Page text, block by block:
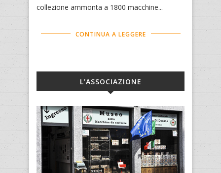
collezione ammonta a 1800 macchine...
CONTINUA A LEGGERE
L’ASSOCIAZIONE